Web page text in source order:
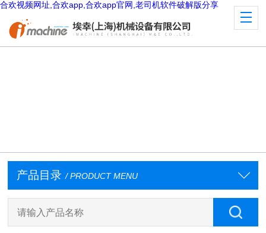
合欢视频网址,合欢app,合欢app官网,老司机软件破解版分享
产品目录 / PRODUCT MENU